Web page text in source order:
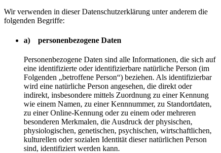
Wir verwenden in dieser Datenschutzerklärung unter anderem die
folgenden Begriffe:
a) personenbezogene Daten
Personenbezogene Daten sind alle Informationen, die sich auf
eine identifizierte oder identifizierbare natürliche Person (im
Folgenden „betroffene Person“) beziehen. Als identifizierbar
wird eine natürliche Person angesehen, die direkt oder
indirekt, insbesondere mittels Zuordnung zu einer Kennung
wie einem Namen, zu einer Kennnummer, zu Standortdaten,
zu einer Online-Kennung oder zu einem oder mehreren
besonderen Merkmalen, die Ausdruck der physischen,
physiologischen, genetischen, psychischen, wirtschaftlichen,
kulturellen oder sozialen Identität dieser natürlichen Person
sind, identifiziert werden kann.